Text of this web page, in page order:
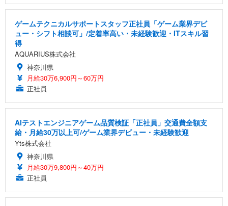
ゲームテクニカルサポートスタッフ正社員「ゲーム業界デビ
ュー・シフト相談可」/定着率高い・未経験歓迎・ITスキル習
得
AQUARIUS株式会社
神奈川県
月給30万6,900円～60万円
正社員
AIテストエンジニアゲーム品質検証「正社員」交通費全額支
給・月給30万以上可/ゲーム業界デビュー・未経験歓迎
Yts株式会社
神奈川県
月給30万9,800円～40万円
正社員